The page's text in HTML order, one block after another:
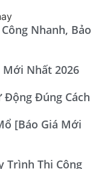
Nhanh, Bảo
Mới Nhất 2026
Động Đúng Cách
[Báo Giá Mới
Trình Thi Công